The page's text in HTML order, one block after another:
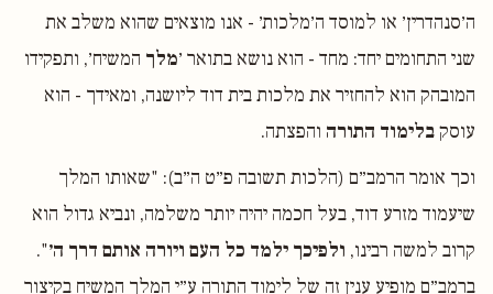
ה׳סנהדרין׳ או למוסד ה׳מלכות׳ - אנו מוצאים שהוא משלב את
שני התחומים יחד: מחד - הוא נושא בתואר ׳מלך המשיח׳, ותפקידו
המובהק הוא להחזיר את מלכות בית דוד ליושנה, ומאידך - הוא
עוסקבלימוד התורה והפצתה.
וכך אומר הרמב״ם (הלכות תשובה פ״ט ה״ב): "שאותו המלך
שיעמוד מזרע דוד, בעל חכמה יהיה יותר משלמה, ונביא גדול הוא
קרוב למשה רבינו, ולפיכך ילמד כל העם ויורה אותם דרך ה׳".
ברמב״ם מופיע ענין זה של לימוד התורה ע״י המלך המשיח בקיצור